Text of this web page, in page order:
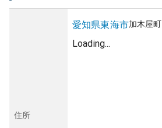
住所
愛知県東海市加木屋町
Loading...